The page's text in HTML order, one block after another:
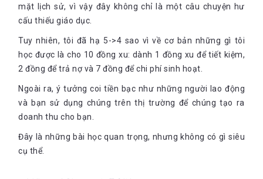
mặt lịch sử, vì vậy đây không chỉ là một câu chuyện hư
cấu thiếu giáo dục.
Tuy nhiên, tôi đã hạ 5->4 sao vì về cơ bản những gì tôi
học được là cho 10 đồng xu: dành 1 đồng xu để tiết kiệm,
2 đồng để trả nợ và 7 đồng để chi phí sinh hoạt.
Ngoài ra, ý tưởng coi tiền bạc như những người lao động
và bạn sử dụng chúng trên thị trường để chúng tạo ra
doanh thu cho bạn.
Đây là những bài học quan trọng, nhưng không có gì siêu
cụ thể.